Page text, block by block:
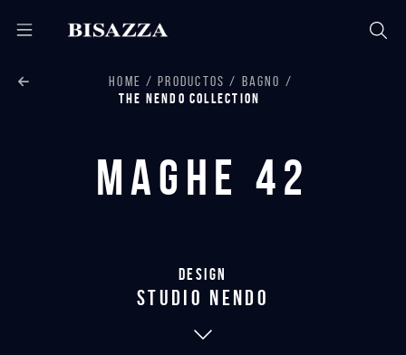
HOME PRODUCTOS
BAGNO
THE NENDO COLLECTION
Maghe 42
Design
studio nendo